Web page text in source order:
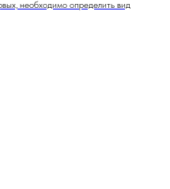
необходимо определить вид